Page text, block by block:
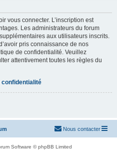
vous connecter. L’inscription est
Les administrateurs du forum
aux utilisateurs inscrits.
pris connaissance de nos
de confidentialité. Veuillez
attentivement toutes les règles du
confidentialité
Nous contacter
Software © phpBB Limited